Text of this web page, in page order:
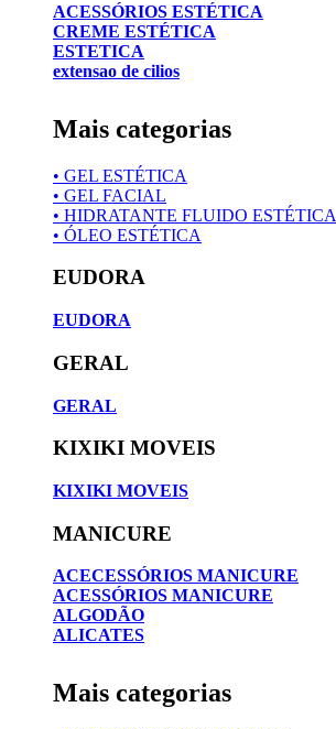
ACESSÓRIOS ESTÉTICA
CREME ESTÉTICA
ESTETICA
extensao de cilios
Mais categorias
• GEL ESTÉTICA
• GEL FACIAL
• HIDRATANTE FLUIDO ESTÉTICA
• ÓLEO ESTÉTICA
EUDORA
EUDORA
GERAL
GERAL
KIXIKI MOVEIS
KIXIKI MOVEIS
MANICURE
ACECESSÓRIOS MANICURE
ACESSÓRIOS MANICURE
ALGODÃO
ALICATES
Mais categorias